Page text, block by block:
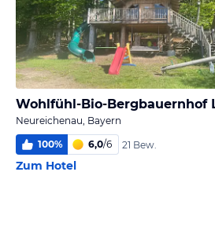
Neureichenau, Bayern
100% 6,0/6 21 Bew.
Zum Hotel